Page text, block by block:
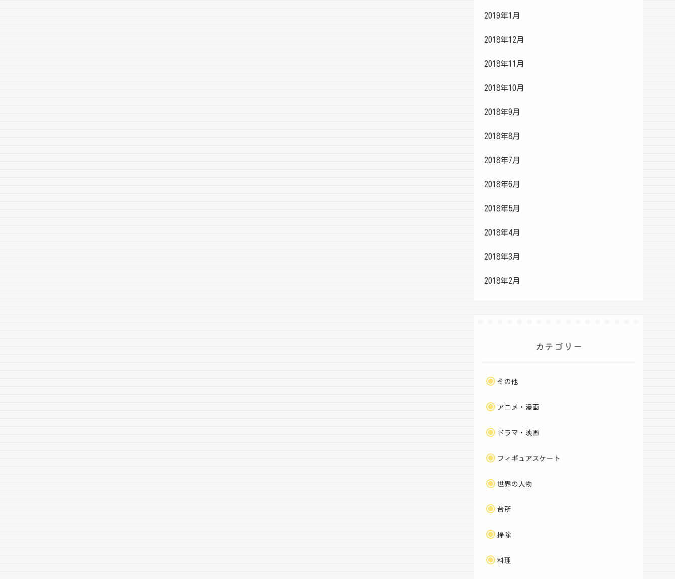
2019年1月
2018年12月
2018年11月
2018年10月
2018年9月
2018年8月
2018年7月
2018年6月
2018年5月
2018年4月
2018年3月
2018年2月
カテゴリー
その他
アニメ・漫画
ドラマ・映画
フィギュアスケート
世界の人物
台所
掃除
料理